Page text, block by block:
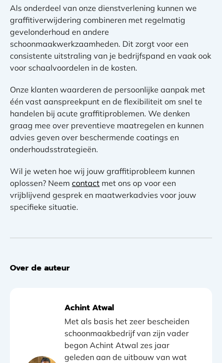
Als onderdeel van onze dienstverlening kunnen we
graffitiverwijdering combineren met regelmatig
gevelonderhoud en andere
schoonmaakwerkzaamheden. Dit zorgt voor een
consistente uitstraling van je bedrijfspand en vaak ook
voor schaalvoordelen in de kosten.
Onze klanten waarderen de persoonlijke aanpak met
één vast aanspreekpunt en de flexibiliteit om snel te
handelen bij acute graffitiproblemen. We denken
graag mee over preventieve maatregelen en kunnen
advies geven over beschermende coatings en
onderhoudsstrategieën.
Wil je weten hoe wij jouw graffitiprobleem kunnen
oplossen? Neem contact met ons op voor een
vrijblijvend gesprek en maatwerkadvies voor jouw
specifieke situatie.
Over de auteur
Achint Atwal
Met als basis het zeer bescheiden
schoonmaakbedrijf van zijn vader
begon Achint Atwal zes jaar
geleden aan de uitbouw van wat